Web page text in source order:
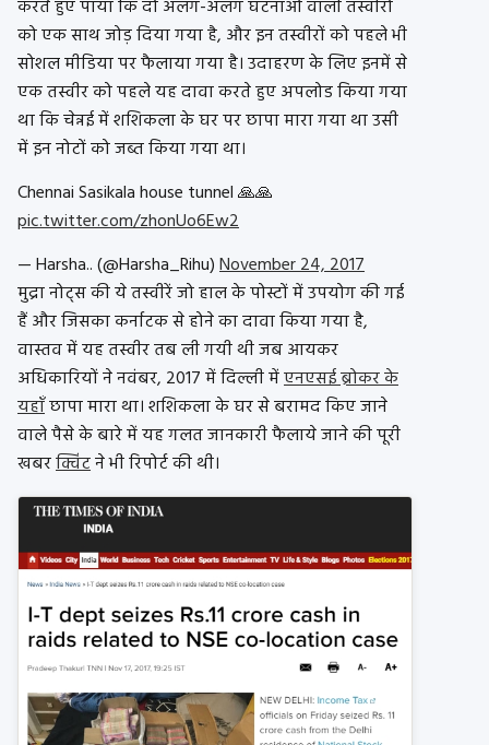
करते हुए पाया कि दो अलग-अलग घटनाओं वाली तस्वीरों
को एक साथ जोड़ दिया गया है, और इन तस्वीरों को पहले भी
सोशल मीडिया पर फैलाया गया है। उदाहरण के लिए इनमें से
एक तस्वीर को पहले यह दावा करते हुए अपलोड किया गया
था कि चेन्नई में शशिकला के घर पर छापा मारा गया था उसी
में इन नोटों को जब्त किया गया था।
Chennai Sasikala house tunnel 🙏🙏
pic.twitter.com/zhonUo6Ew2
— Harsha.. (@Harsha_Rihu)November 24, 2017
मुद्रा नोट्स की ये तस्वीरें जो हाल के पोस्टों में उपयोग की गई
हैं और जिसका कर्नाटक से होने का दावा किया गया है,
वास्तव में यह तस्वीर तब ली गयी थी जब आयकर
अधिकारियों ने नवंबर, 2017 में दिल्ली मेंएनएसई ब्रोकर के
यहाँछापा मारा था। शशिकला के घर से बरामद किए जाने
वाले पैसे के बारे में यह गलत जानकारी फैलाये जाने की पूरी
खबरक्विंटने भी रिपोर्ट की थी।